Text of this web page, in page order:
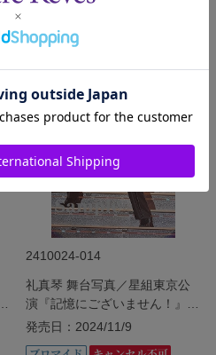
2410024-014
礼真琴 舞台写真／星組東京公
演『記憶にございません！』
『Tiara Azul ―Destino―』
発売日：2024/11/9